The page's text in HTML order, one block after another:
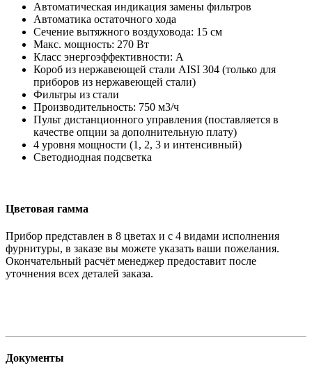
Автоматическая индикация замены фильтров
Автоматика остаточного хода
Сечение вытяжного воздуховода: 15 см
Макс. мощность: 270 Вт
Класс энергоэффективности: А
Короб из нержавеющей стали AISI 304 (только для
приборов из нержавеющей стали)
Фильтры из стали
Производительность: 750 м3/ч
Пульт дистанционного управления (поставляется в
качестве опции за дополнительную плату)
4 уровня мощности (1, 2, 3 и интенсивный)
Светодиодная подсветка
Цветовая гамма
Прибор представлен в 8 цветах и с 4 видами исполнения
фурнитуры, в заказе вы можете указать ваши пожелания.
Окончательный расчёт менеджер предоставит после
уточнения всех деталей заказа.
Документы